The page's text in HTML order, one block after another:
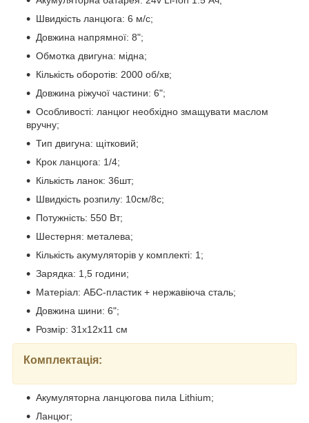
Швидкість ланцюга: 6 м/с;
Довжина напрямної: 8";
Обмотка двигуна: мідна;
Кількість оборотів: 2000 об/хв;
Довжина ріжучої частини: 6";
Особливості: ланцюг необхідно змащувати маслом
вручну;
Тип двигуна: щітковий;
Крок ланцюга: 1/4;
Кількість ланок: 36шт;
Швидкість розпилу: 10см/8с;
Потужність: 550 Вт;
Шестерня: металева;
Кількість акумуляторів у комплекті: 1;
Зарядка: 1,5 години;
Матеріал: АБС-пластик + нержавіюча сталь;
Довжина шини: 6";
Розмір: 31х12х11 см
Комплектація:
Акумуляторна ланцюгова пила Lithium;
Ланцюг;